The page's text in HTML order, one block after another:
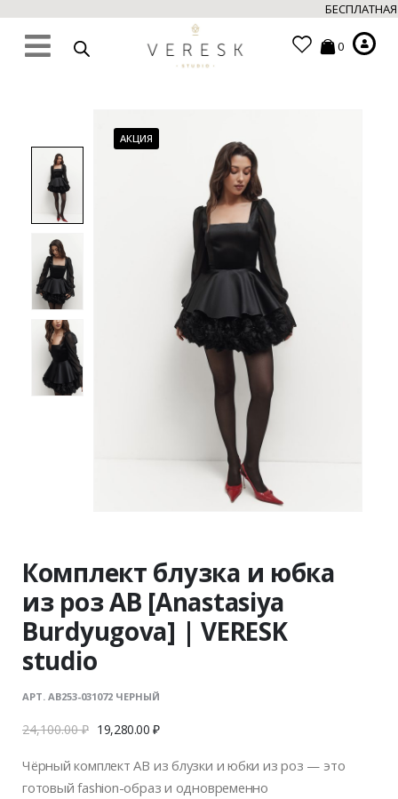
0
АКЦИЯ
Комплект блузка и юбка
из роз AB [Anastasiya
Burdyugova] | VERESK
studio
АРТ. AB253-031072 ЧЕРНЫЙ
24,100.00₽ 19,280.00 ₽
Чёрный комплект AB из блузки и юбки из роз — это
готовый fashion-образ и одновременно